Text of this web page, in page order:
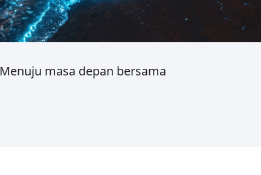
Menuju masa depan bersama